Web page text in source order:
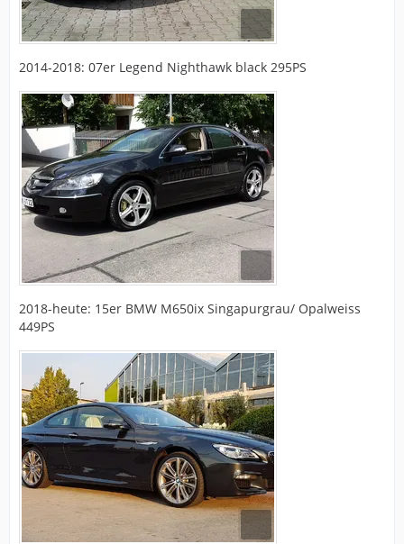
2014-2018: 07er Legend Nighthawk black 295PS
2018-heute: 15er BMW M650ix Singapurgrau/ Opalweiss
449PS